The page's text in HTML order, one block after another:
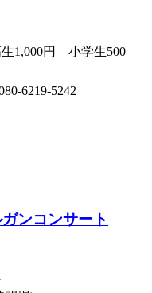
1,000円 小学生500
6219-5242
ンコンサート